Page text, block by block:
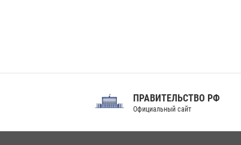
ПРАВИТЕЛЬСТВО РФ
Официальный сайт